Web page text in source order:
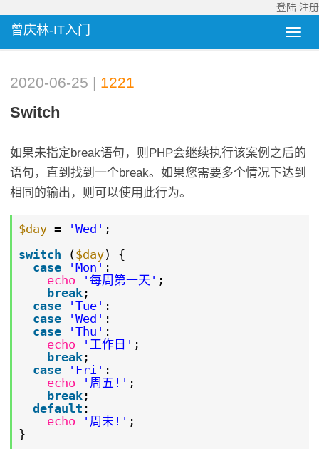
登陆 注册
曾庆林-IT入门
2020-06-25 | 1221
Switch
如果未指定break语句，则PHP会继续执行该案例之后的
语句，直到找到一个break。如果您需要多个情况下达到
相同的输出，则可以使用此行为。
$day = 'Wed' ;
switch
($day) {
case
'Mon' :
echo
'每周第一天' ;
break;
case
'Tue' :
case
'Wed' :
case
'Thu' :
echo
'工作日' ;
break;
case
'Fri' :
echo
'周五!' ;
break;
default :
echo
'周末!' ;
}